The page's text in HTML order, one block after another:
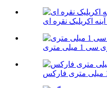
اکریلیک نقره ای
متری